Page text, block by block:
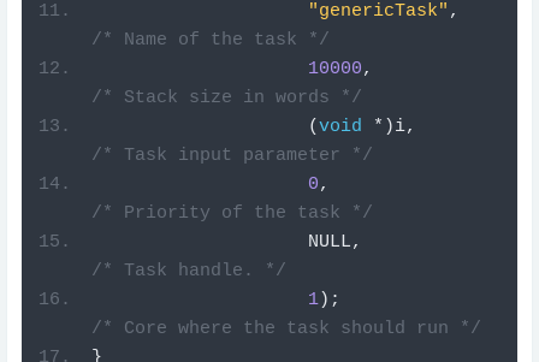
"genericTask" ,
/* Name of the task */
10000,
/* Stack size in words */
(void *)i,
/* Task input parameter */
0,
/* Priority of the task */
NULL,
/* Task handle. */
1);
/* Core where the task should run */
}